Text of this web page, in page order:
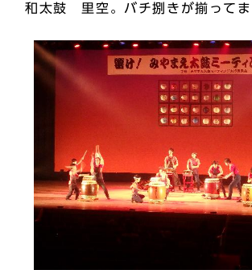
和太鼓 里空。バチ捌きが揃ってま